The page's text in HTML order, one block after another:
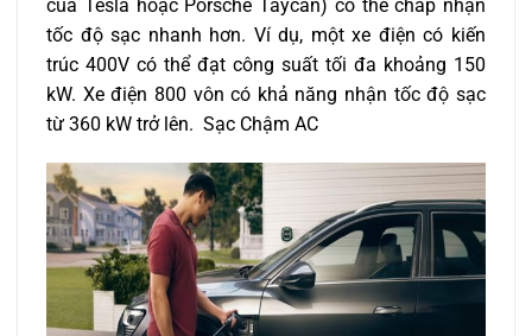
của Tesla hoặc Porsche Taycan) có thể chấp nhận
tốc độ sạc nhanh hơn. Ví dụ, một xe điện có kiến
trúc 400V có thể đạt công suất tối đa khoảng 150
kW. Xe điện 800 vôn có khả năng nhận tốc độ sạc
từ 360 kW trở lên. Sạc Chậm AC